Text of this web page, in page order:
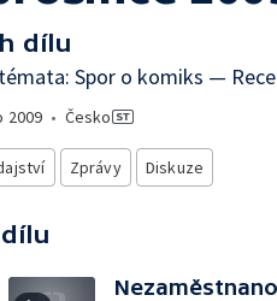
dílu
Spor o komiks —
2009 • Česko
Zprávy Diskuze